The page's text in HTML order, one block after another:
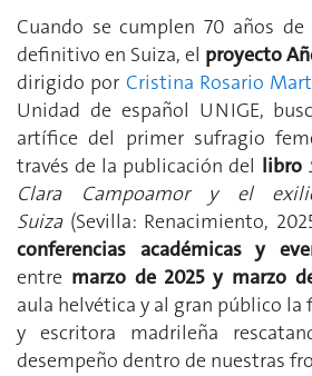
Cuando se cumplen 70 años
definitivo en Suiza, el proyecto
dirigido por Cristina Rosario
Unidad de español UNIGE,
artífice del primer sufragio
través de la publicación del libro
Clara Campoamor y el
Suiza (Sevilla: Renacimiento,
conferencias académicas y
entre marzo de 2025 y marzo
aula helvética y al gran público la
y escritora madrileña
desempeño dentro de nuestras